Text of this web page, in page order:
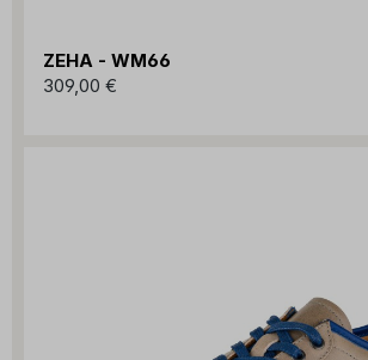
ZEHA - WM66
309,00 €